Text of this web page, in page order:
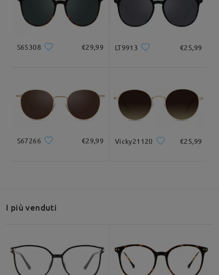
su Jun 5 , 2025
Domanda
da Ilaria su Apr 10 , 2025
Firmoo'sreply
Grazie per la tua richiesta.
Consegnato
S65308 €29,99 LT9913 €25,99
S67266 €29,99 Vicky21120 €25,99
I più venduti